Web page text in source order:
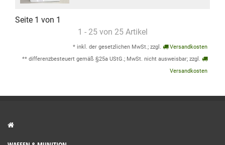
Seite 1 von 1
1 - 25 von 25 Artikel
* inkl. der gesetzlichen MwSt.; zzgl.
Versandkosten
** differenzbesteuert gemäß §25a UStG.; MwSt. nicht ausweisbar; zzgl.
Versandkosten